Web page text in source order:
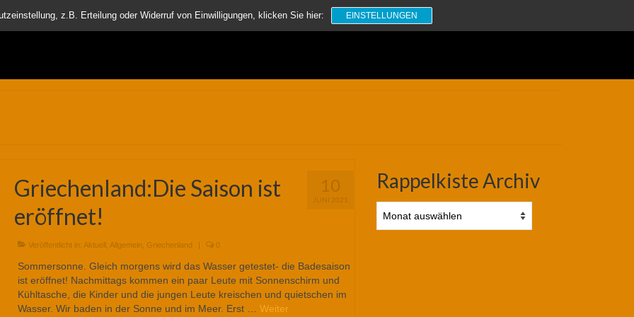
Suchen
nach:
10
JUNI 2021
Griechenland:Die Saison ist
eröffnet!
Veröffentlicht in: Aktuell, Allgemein Griechenland | 0
Sommersonne. Gleich morgens wird das Wasser getestet- die Badesaison
ist eröffnet! Nachmittags kommen ein paar Leute mit Sonnenschirm und
Kühltasche, die Kinder und die jungen Leute kreischen und quietschen im
Wasser. Wir baden in der Sonne und im Meer. Erst … Weiter
Rappelkiste Archiv
Archiv
z.B. Erteilung oder Widerruf von Einwilligungen, klicken Sie hier: EINSTELLUNGEN